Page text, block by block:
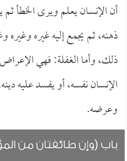
أن الإنسان يعلم ويرى الخطأ
ذهنه، ثم يجمع إليه غيره
ذلك، وأما الغفلة: فهي
الإنسان نفسه، أو يفسد عليه
وعرضه.
باب (وإن طائفتان من